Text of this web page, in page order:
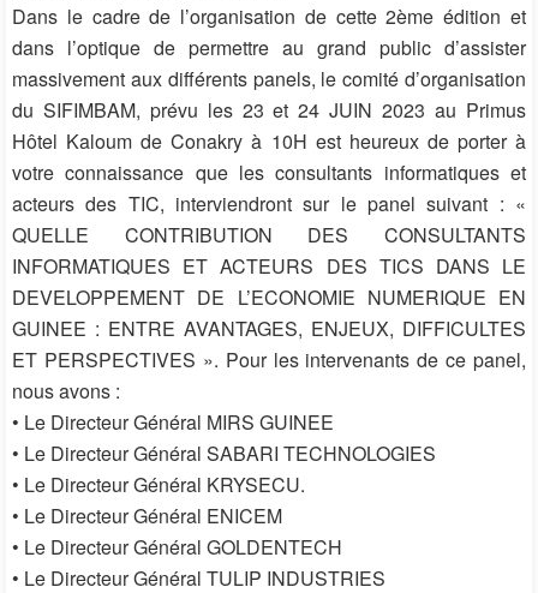
Dans le cadre de l’organisation de cette 2ème édition et
dans l’optique de permettre au grand public d’assister
massivement aux différents panels, le comité d’organisation
du SIFIMBAM, prévu les 23 et 24 JUIN 2023 au Primus
Hôtel Kaloum de Conakry à 10H est heureux de porter à
votre connaissance que les consultants informatiques et
acteurs des TIC, interviendront sur le panel suivant : «
QUELLE CONTRIBUTION DES CONSULTANTS
INFORMATIQUES ET ACTEURS DES TICS DANS LE
DEVELOPPEMENT DE L’ECONOMIE NUMERIQUE EN
GUINEE : ENTRE AVANTAGES, ENJEUX, DIFFICULTES
ET PERSPECTIVES ». Pour les intervenants de ce panel,
nous avons :
• Le Directeur Général MIRS GUINEE
• Le Directeur Général SABARI TECHNOLOGIES
• Le Directeur Général KRYSECU.
• Le Directeur Général ENICEM
• Le Directeur Général GOLDENTECH
• Le Directeur Général TULIP INDUSTRIES